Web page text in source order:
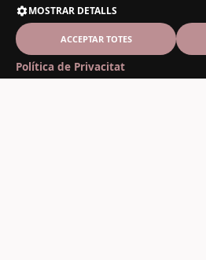
MOSTRAR DETALLS
ACCEPTAR TOTES
Política de Privacitat